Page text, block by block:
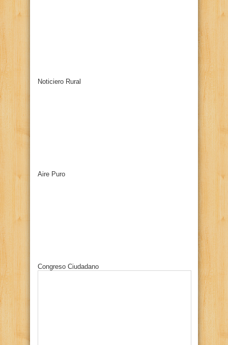
Noticiero Rural
Aire Puro
Congreso Ciudadano